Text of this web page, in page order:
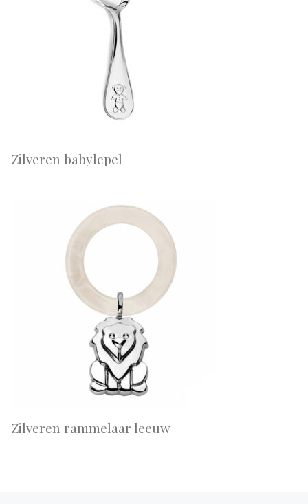
Zilveren babylepel
Zilveren rammelaar leeuw